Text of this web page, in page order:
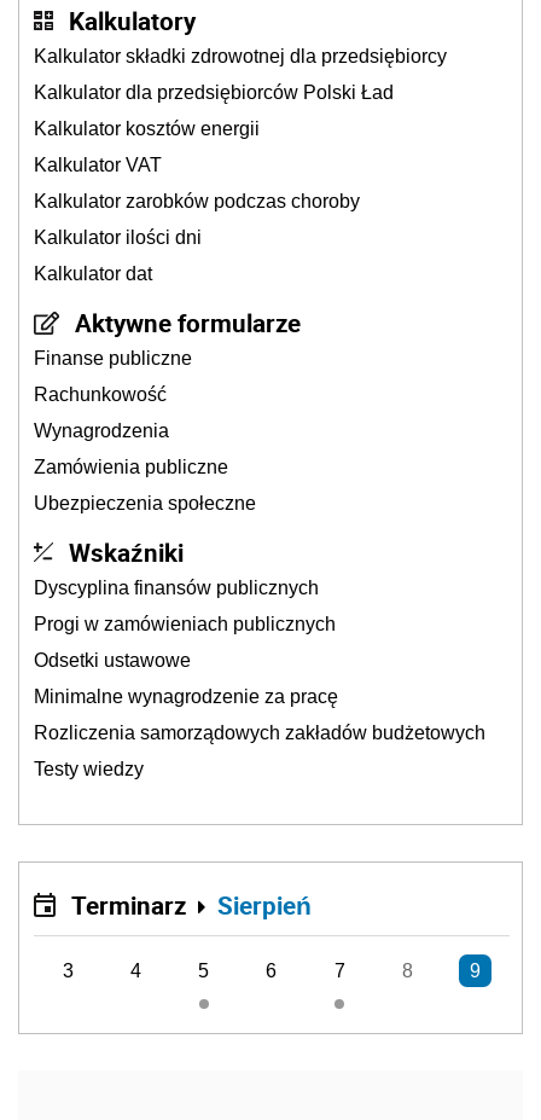
Kalkulatory
Kalkulator składki zdrowotnej dla przedsiębiorcy
Kalkulator dla przedsiębiorców Polski Ład
Kalkulator kosztów energii
Kalkulator VAT
Kalkulator zarobków podczas choroby
Kalkulator ilości dni
Kalkulator dat
Aktywne formularze
Finanse publiczne
Rachunkowość
Wynagrodzenia
Zamówienia publiczne
Ubezpieczenia społeczne
Wskaźniki
Dyscyplina finansów publicznych
Progi w zamówieniach publicznych
Odsetki ustawowe
Minimalne wynagrodzenie za pracę
Rozliczenia samorządowych zakładów budżetowych
Testy wiedzy
Terminarz Sierpień
3 4 5 6 7 8 9